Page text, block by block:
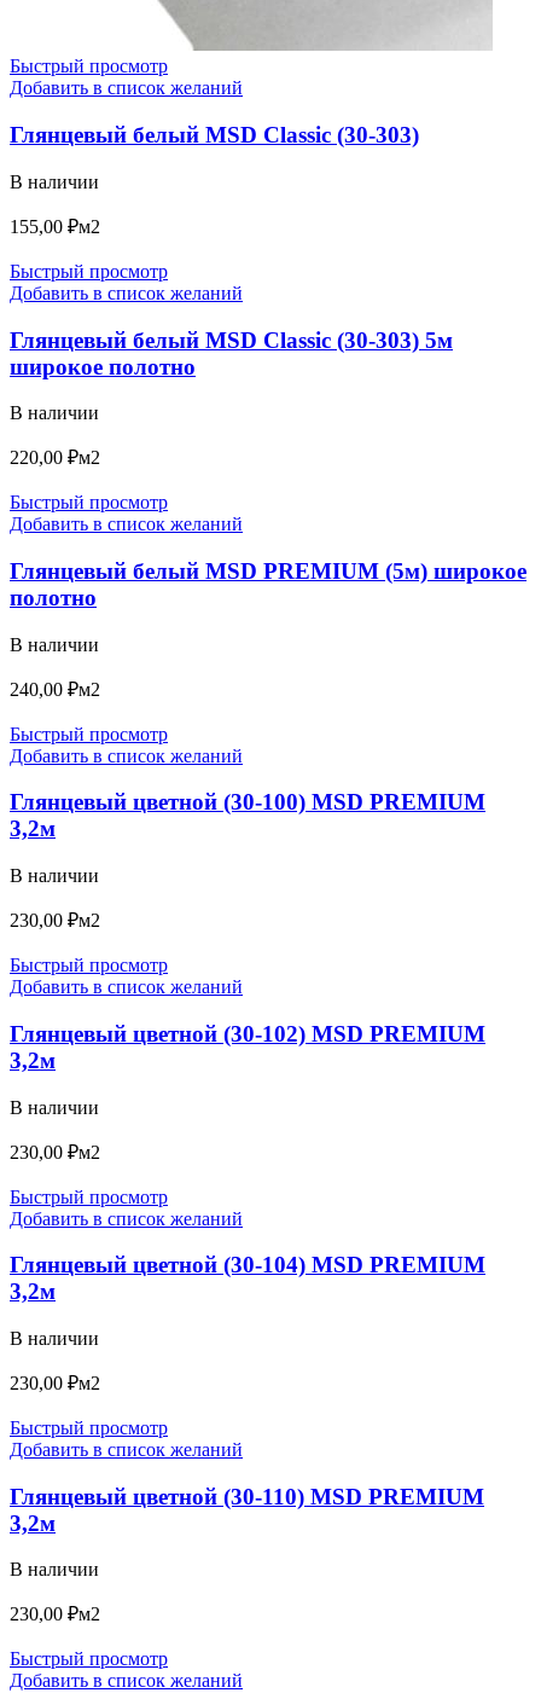
Быстрый просмотр
Добавить в список желаний
Глянцевый белый MSD Classic (30-303)
В наличии
155,00 ₽м2
Быстрый просмотр
Добавить в список желаний
Глянцевый белый MSD Classic (30-303) 5м
широкое полотно
В наличии
220,00 ₽м2
Быстрый просмотр
Добавить в список желаний
Глянцевый белый MSD PREMIUM (5м) широкое
полотно
В наличии
240,00 ₽м2
Быстрый просмотр
Добавить в список желаний
Глянцевый цветной (30-100) MSD PREMIUM
3,2м
В наличии
230,00 ₽м2
Быстрый просмотр
Добавить в список желаний
Глянцевый цветной (30-102) MSD PREMIUM
3,2м
В наличии
230,00 ₽м2
Быстрый просмотр
Добавить в список желаний
Глянцевый цветной (30-104) MSD PREMIUM
3,2м
В наличии
230,00 ₽м2
Быстрый просмотр
Добавить в список желаний
Глянцевый цветной (30-110) MSD PREMIUM
3,2м
В наличии
230,00 ₽м2
Быстрый просмотр
Добавить в список желаний